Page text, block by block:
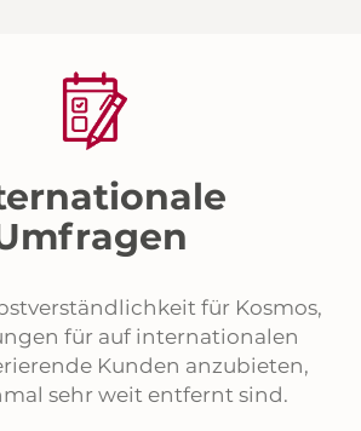
für Kosmos,
für auf internationalen
Kunden anzubieten,
sehr weit entfernt sind.